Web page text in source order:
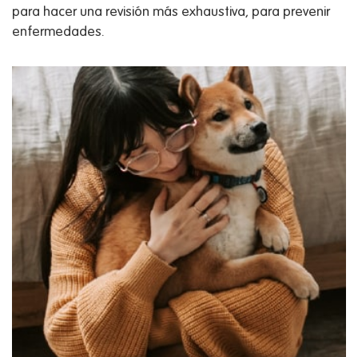
para hacer una revisión más exhaustiva, para prevenir
enfermedades.